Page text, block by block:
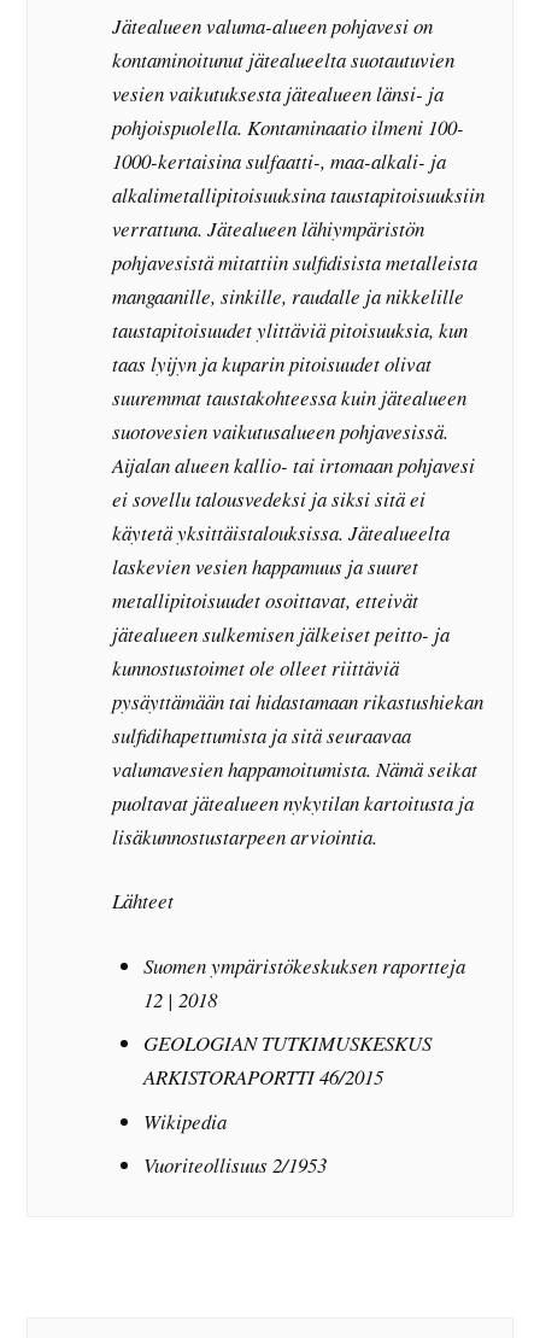
Jätealueen valuma-alueen pohjavesi on
kontaminoitunut jätealueelta suotautuvien
vesien vaikutuksesta jätealueen länsi- ja
pohjoispuolella. Kontaminaatio ilmeni 100-
1000-kertaisina sulfaatti-, maa-alkali- ja
alkalimetallipitoisuuksina taustapitoisuuksiin
verrattuna. Jätealueen lähiympäristön
pohjavesistä mitattiin sulfidisista metalleista
mangaanille, sinkille, raudalle ja nikkelille
taustapitoisuudet ylittäviä pitoisuuksia, kun
taas lyijyn ja kuparin pitoisuudet olivat
suuremmat taustakohteessa kuin jätealueen
suotovesien vaikutusalueen pohjavesissä.
Aijalan alueen kallio- tai irtomaan pohjavesi
ei sovellu talousvedeksi ja siksi sitä ei
käytetä yksittäistalouksissa. Jätealueelta
laskevien vesien happamuus ja suuret
metallipitoisuudet osoittavat, etteivät
jätealueen sulkemisen jälkeiset peitto- ja
kunnostustoimet ole olleet riittäviä
pysäyttämään tai hidastamaan rikastushiekan
sulfidihapettumista ja sitä seuraavaa
valumavesien happamoitumista. Nämä seikat
puoltavat jätealueen nykytilan kartoitusta ja
lisäkunnostustarpeen arviointia.
Lähteet
Suomen ympäristökeskuksen raportteja
12 | 2018
GEOLOGIAN TUTKIMUSKESKUS
ARKISTORAPORTTI 46/2015
Wikipedia
Vuoriteollisuus 2/1953